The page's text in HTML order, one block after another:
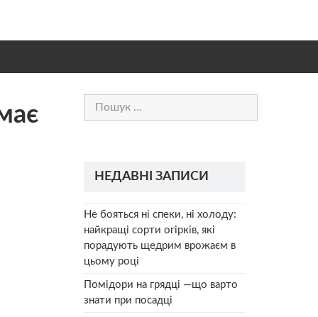
Пошук:
НЕДАВНІ ЗАПИСИ
Не бояться ні спеки, ні холоду:
найкращі сорти огірків, які
порадують щедрим врожаєм в
цьому році
Помідори на грядці —що варто
знати при посадці